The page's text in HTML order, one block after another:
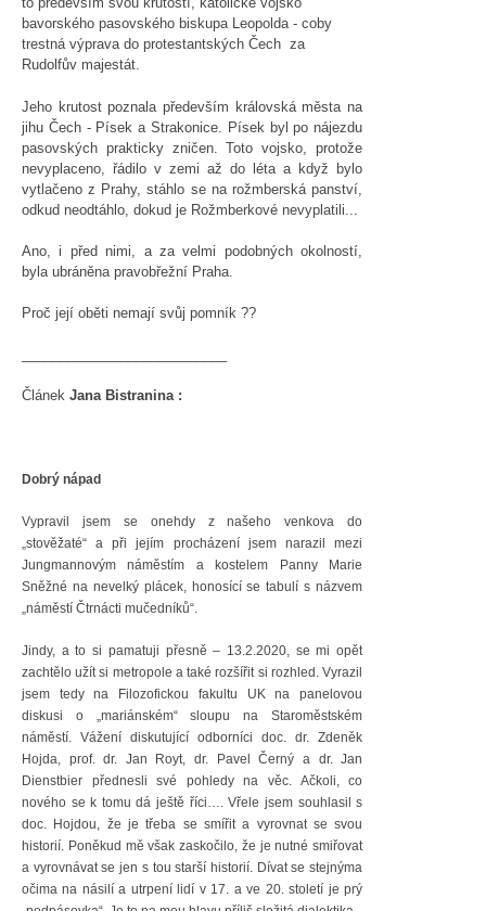
bavorského pasovského biskupa Leopolda - coby
trestná výprava do protestantských Čech za
Rudolfův majestát.
Jeho krutost poznala především královská města na
jihu Čech - Písek a Strakonice. Písek byl po nájezdu
pasovských prakticky zničen. Toto vojsko, protože
nevyplaceno, řádilo v zemi až do léta a když bylo
vytlačeno z Prahy, stáhlo se na rožmberská panství,
odkud neodtáhlo, dokud je Rožmberkové nevyplatili...
Ano, i před nimi, a za velmi podobných okolností,
byla ubráněna pravobřežní Praha.
Proč její oběti nemají svůj pomník ??
Článek Jana Bistranina :
Dobrý nápad
Vypravil jsem se onehdy z našeho venkova do
„stověžaté“ a při jejím procházení jsem narazil mezi
Jungmannovým náměstím a kostelem Panny Marie
Sněžné na nevelký plácek, honosící se tabulí s názvem
„náměstí Čtrnácti mučedníků“.
Jindy, a to si pamatuji přesně – 13.2.2020, se mi opět
zachtělo užít si metropole a také rozšířit si rozhled. Vyrazil
jsem tedy na Filozofickou fakultu UK na panelovou
diskusi o „mariánském“ sloupu na Staroměstském
náměstí. Vážení diskutující odborníci doc. dr. Zdeněk
Hojda, prof. dr. Jan Royt, dr. Pavel Černý a dr. Jan
Dienstbier přednesli své pohledy na věc. Ačkoli, co
nového se k tomu dá ještě říci…. Vřele jsem souhlasil s
doc. Hojdou, že je třeba se smířit a vyrovnat se svou
historií. Poněkud mě však zaskočilo, že je nutné smiřovat
a vyrovnávat se jen s tou starší historií. Dívat se stejnýma
očima na násilí a utrpení lidí v 17. a ve 20. století je prý